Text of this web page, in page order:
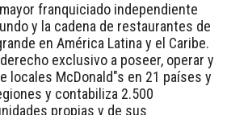
franquiciado independiente
y la cadena de restaurantes de
en América Latina y el Caribe.
exclusivo a poseer, operar y
locales McDonald"s en 21 países y
y contabiliza 2.500
propias y de sus